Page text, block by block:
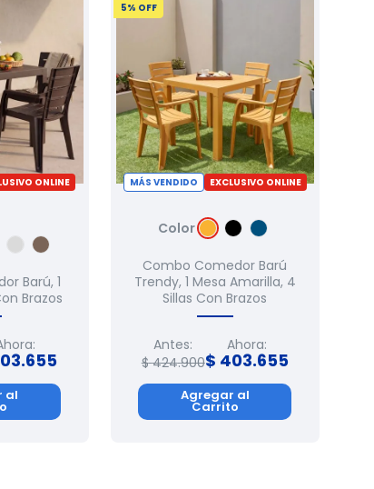
ONLINE
Barú, 1
Brazos
.655
al
5% OFF
MÁS VENDIDO EXCLUSIVO ONLINE
Color
Combo Comedor Barú
Trendy, 1 Mesa Amarilla, 4
Sillas Con Brazos
Antes:
$ 424.900
Ahora:
$ 403.655
Agregar al
Carrito